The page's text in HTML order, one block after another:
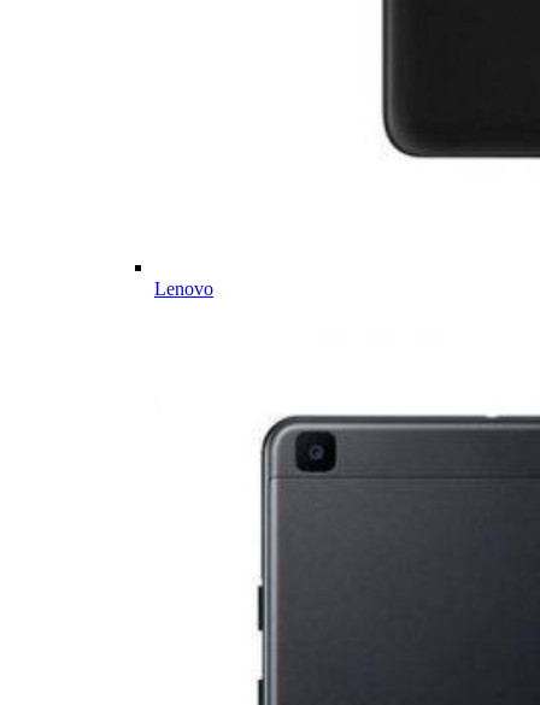
Lenovo